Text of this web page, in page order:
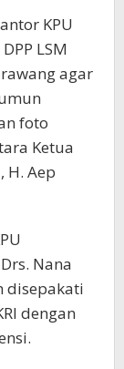
KPU
LSM
agar
foto
Ketua
H. Aep
Nana
disepakati
dengan